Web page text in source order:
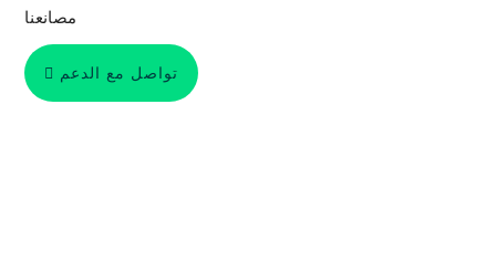
مصانعنا
تواصل مع الدعم